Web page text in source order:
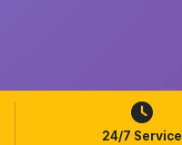
24/7 Service